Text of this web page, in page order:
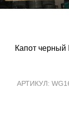
Капот черный
АРТИКУЛ: